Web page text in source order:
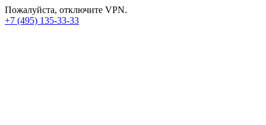
Пожалуйста, отключите VPN.
+7 (495) 135-33-33